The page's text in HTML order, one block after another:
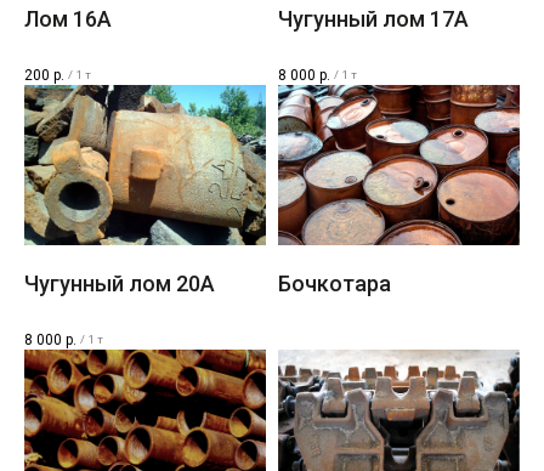
Лом 16A
200 р. / 1 т
Чугунный лом 17A
8 000 р. / 1 т
Чугунный лом 20A
8 000 р. / 1 т
Бочкотара